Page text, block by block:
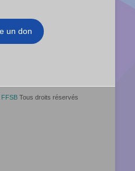
un don
FFSB Tous droits réservés